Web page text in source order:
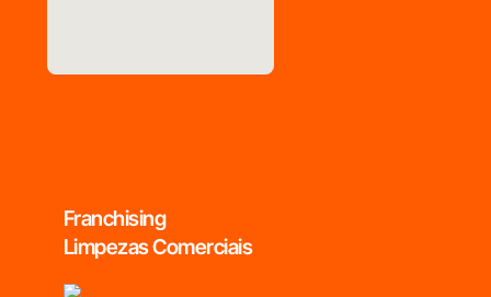
Franchising
Limpezas Comerciais